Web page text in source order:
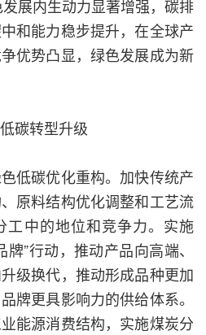
展内生动力显著增强，碳排
和能力稳步提升，在全球产
优势凸显，绿色发展成为新
碳转型升级
低碳优化重构。加快传统产
原料结构优化调整和工艺流
工中的地位和竞争力。实施
”行动，推动产品向高端、
级换代，推动形成品种更加
牌更具影响力的供给体系。
能源消费结构，实施煤炭分